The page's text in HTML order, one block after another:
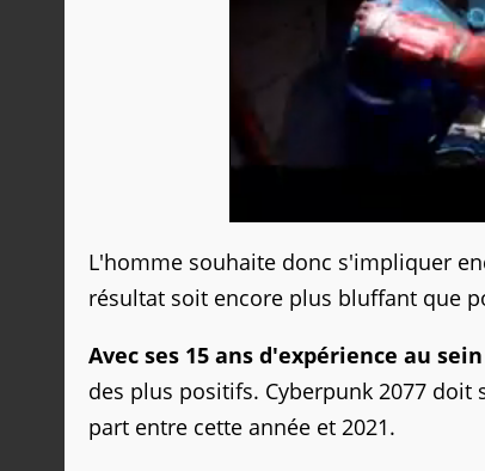
L'homme souhaite donc s'impliquer
résultat soit encore plus bluffant que
Avec ses 15 ans d'expérience au
des plus positifs. Cyberpunk 2077 doit
part entre cette année et 2021.